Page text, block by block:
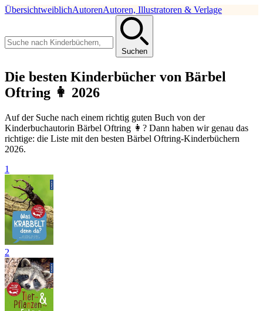
ÜbersichtweiblichAutorenAutoren, Illustratoren & Verlage
Suchen
Die besten Kinderbücher von Bärbel
Oftring 👩 2026
Auf der Suche nach einem richtig guten Buch von der
Kinderbuchautorin Bärbel Oftring 👩? Dann haben wir genau das
richtige: die Liste mit den besten Bärbel Oftring-Kinderbüchern
2026.
1
2